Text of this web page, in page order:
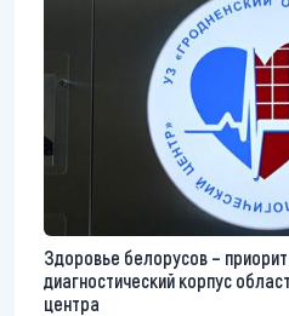
Здоровье белорусов –
диагностический корпус
центра